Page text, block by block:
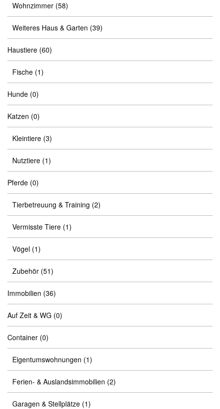
Wohnzimmer (58)
Weiteres Haus & Garten (39)
Haustiere (60)
Fische (1)
Hunde (0)
Katzen (0)
Kleintiere (3)
Nutztiere (1)
Pferde (0)
Tierbetreuung & Training (2)
Vermisste Tiere (1)
Vögel (1)
Zubehör (51)
Immobilien (36)
Auf Zeit & WG (0)
Container (0)
Eigentumswohnungen (1)
Ferien- & Auslandsimmobilien (2)
Garagen & Stellplätze (1)